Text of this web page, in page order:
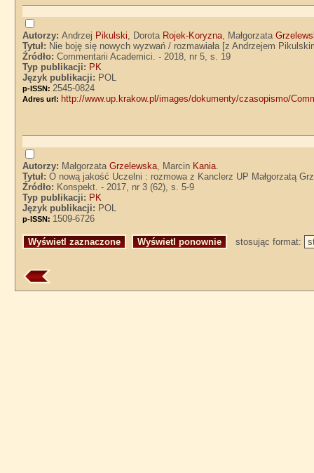
Autorzy:Andrzej Pikulski, Dorota Rojek-Koryzna, Małgorzata
Tytuł: Nie boję się nowych wyzwań / rozmawiała [z Andrzejem
Źródło:Commentarii Academici. - 2018, nr 5, s. 19
Typ publikacji: PK
Język publikacji: POL
p-ISSN: 2545-0824
Adres url: http://www.up.krakow.pl/images/dokumenty/czasopismo/
Autorzy: MałgorzataGrzelewska, Marcin Kania.
Tytuł:O nową jakość Uczelni : rozmowa z Kanclerz UP Małgorzatą
Źródło: Konspekt. - 2017, nr 3 (62), s. 5-9
Typ publikacji: PK
Język publikacji: POL
p-ISSN: 1509-6726
stosując format: